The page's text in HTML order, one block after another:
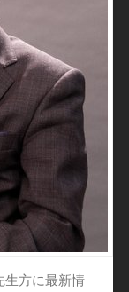
生方に最新情